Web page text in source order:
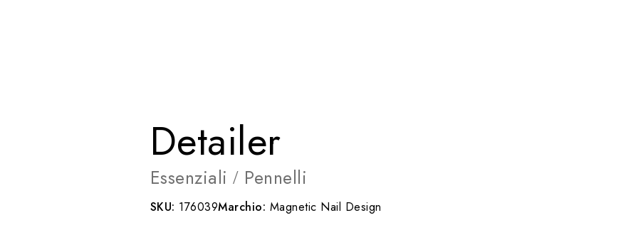
Detailer
Essenziali / Pennelli
SKU: 176039Marchio: Magnetic Nail Design